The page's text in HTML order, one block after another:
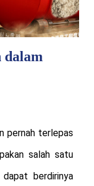
dalam
pernah terlepas
salah satu
berdirinya